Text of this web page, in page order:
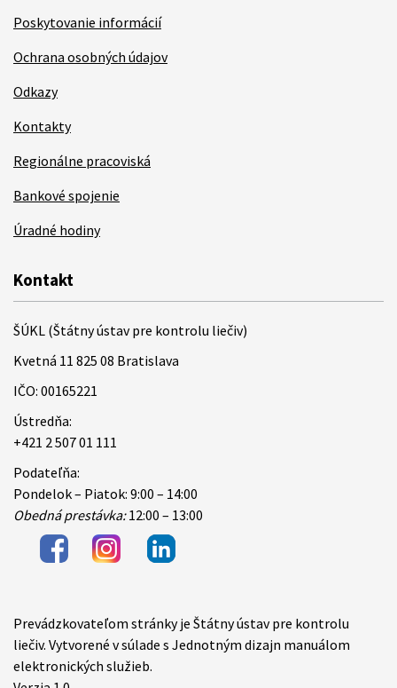
Poskytovanie informácií
Ochrana osobných údajov
Odkazy
Kontakty
Regionálne pracoviská
Bankové spojenie
Úradné hodiny
Kontakt
ŠÚKL (Štátny ústav pre kontrolu liečiv)
Kvetná 11 825 08 Bratislava
IČO: 00165221
Ústredňa:
+421 2 507 01 111
Podateľňa:
Pondelok – Piatok: 9:00 – 14:00
Obedná prestávka:12:00 – 13:00
Items
Prevádzkovateľom stránky je Štátny ústav pre kontrolu
liečiv. Vytvorené v súlade s Jednotným dizajn manuálom
elektronických služieb.